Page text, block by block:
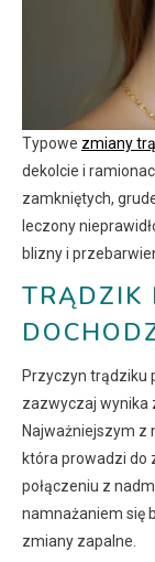
Typowe zmiany
dekolcie i
zamkniętych,
leczony
blizny i
TRĄDZIK
Przyczyn trądziku
zazwyczaj wynika
Najważniejszym z
która prowadzi do
połączeniu z
namnażaniem się
zmiany zapalne.